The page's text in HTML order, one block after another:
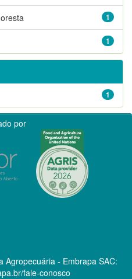
1
1
1
por
Agropecuária - Embrapa SAC:
fale-conosco